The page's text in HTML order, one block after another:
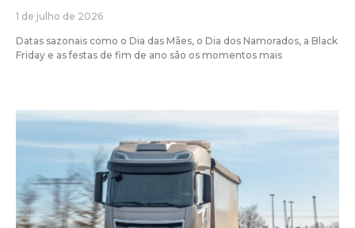
1 de julho de 2026
Datas sazonais como o Dia das Mães, o Dia dos Namorados, a Black
Friday e as festas de fim de ano são os momentos mais